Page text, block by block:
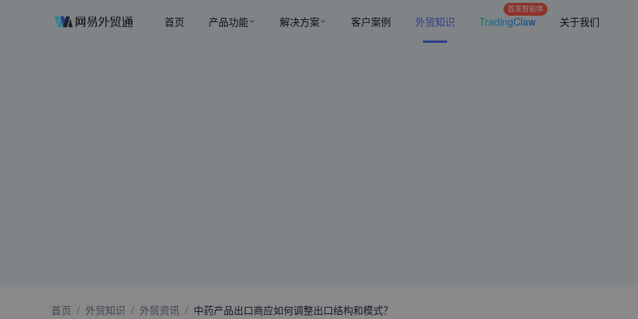
首页 产品功能 解决方案 客户案例 外贸知识 TradingClaw
首发智能体
关于我们
首页 / 外贸知识 / 外贸资讯 / 中药产品出口商应如何调整出口结构和模式？